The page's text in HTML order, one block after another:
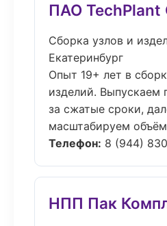
ПАО TechPlant
Сборка узлов и
Екатеринбург
Опыт 19+ лет в
изделий. Выпускаем
за сжатые сроки,
масштабируем
Телефон: 8 (944)
НПП Пак